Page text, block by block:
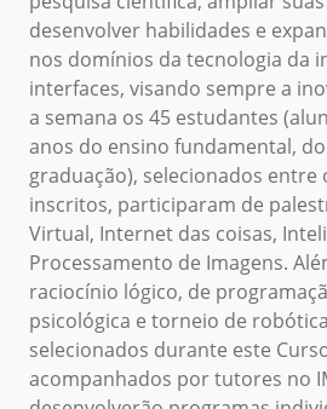
desenvolver habilidades e
nos domínios da tecnologia da
interfaces, visando sempre a
a semana os 45 estudantes
anos do ensino fundamental,
graduação), selecionados entre
inscritos, participaram de
Virtual, Internet das coisas,
Processamento de Imagens.
raciocínio lógico, de
psicológica e torneio de
selecionados durante este
acompanhados por tutores no